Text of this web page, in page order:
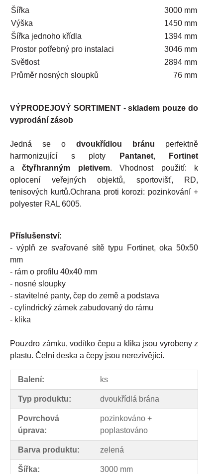
Šířka
3000 mm
Výška
1450 mm
Šířka jednoho křídla
1394 mm
Prostor potřebný pro instalaci
3046 mm
Světlost
2894 mm
Průměr nosných sloupků
76 mm
VÝPRODEJOVÝ SORTIMENT - skladem pouze do
vyprodání zásob
Jedná se o dvoukřídlou bránu perfektně
harmonizující s ploty
Pantanet,
Fortinet
ačtyřhranným pletivem. Vhodnost použití: k
oplocení veřejných objektů, sportovišť, RD,
tenisových kurtů.Ochrana proti korozi: pozinkování +
polyester RAL 6005.
Příslušenství:
- výplň ze svařované sítě typu Fortinet, oka 50x50
mm
- rám o profilu 40x40 mm
- nosné sloupky
- stavitelné panty, čep do země a podstava
- cylindrický zámek zabudovaný do rámu
- klika
Pouzdro zámku, vodítko čepu a klika jsou vyrobeny z
plastu. Čelní deska a čepy jsou nerezivějící.
Balení: ks
Typ produktu: dvoukřídlá brána
Povrchová
úprava:
pozinkováno +
poplastováno
Barva produktu: zelená
Šířka: 3000 mm